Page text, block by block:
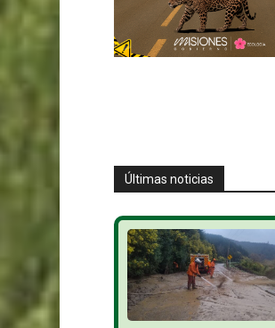
Últimas noticias